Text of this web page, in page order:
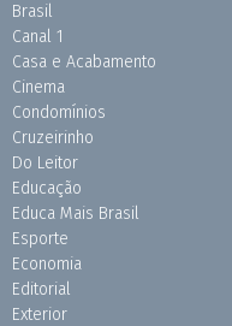
Brasil
Canal 1
Casa e Acabamento
Cinema
Condomínios
Cruzeirinho
Do Leitor
Educação
Educa Mais Brasil
Esporte
Economia
Editorial
Exterior